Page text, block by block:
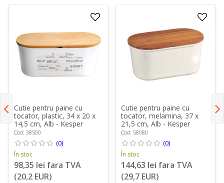
Cutie pentru paine cu
tocator, plastic, 34 x 20 x
14,5 cm, Alb - Kesper
Cod: 38500
(0)
În stoc
98,35 lei fara TVA
(20,2 EUR)
Cutie pentru paine cu
tocator, melamina, 37 x
21,5 cm, Alb - Kesper
Cod: 58080
(0)
În stoc
144,63 lei fara TVA
(29,7 EUR)